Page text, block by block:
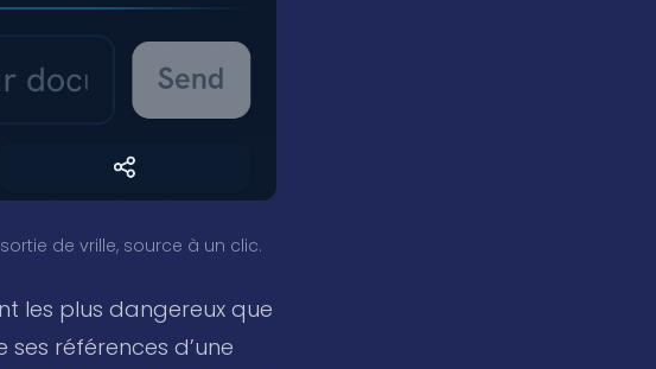
de vrille, source à un clic.
les plus dangereux que
références d’une